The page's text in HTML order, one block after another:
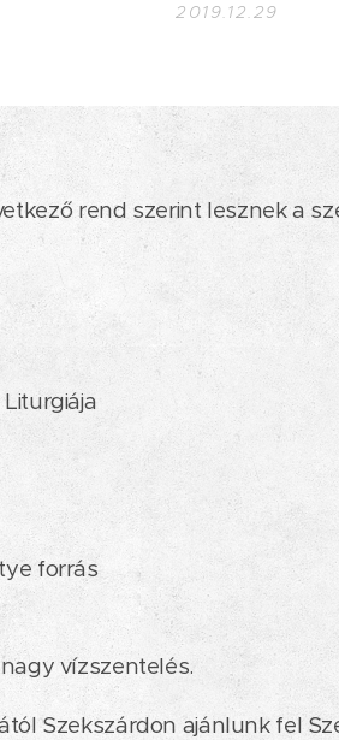
2019.12.29
rend szerint lesznek a
forrás
vízszentelés.
Szekszárdon ajánlunk fel